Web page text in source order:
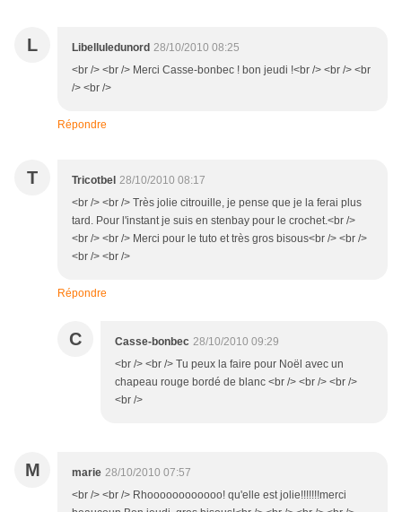
L Libelluledunord 28/10/2010 08:25
<br /> <br /> Merci Casse-bonbec ! bon jeudi !<br /> <br /> <br
/> <br />
Répondre
T Tricotbel 28/10/2010 08:17
<br /> <br /> Très jolie citrouille, je pense que je la ferai plus
tard. Pour l'instant je suis en stenbay pour le crochet.<br />
<br /> <br /> Merci pour le tuto et très gros bisous<br /> <br />
<br /> <br />
Répondre
C Casse-bonbec 28/10/2010 09:29
<br /> <br /> Tu peux la faire pour Noël avec un
chapeau rouge bordé de blanc <br /> <br /> <br />
<br />
M marie 28/10/2010 07:57
<br /> <br /> Rhoooooooooooo! qu'elle est jolie!!!!!!!merci